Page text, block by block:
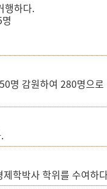
행하다.
명 감원하여 280명으로
학박사 학위를 수여하